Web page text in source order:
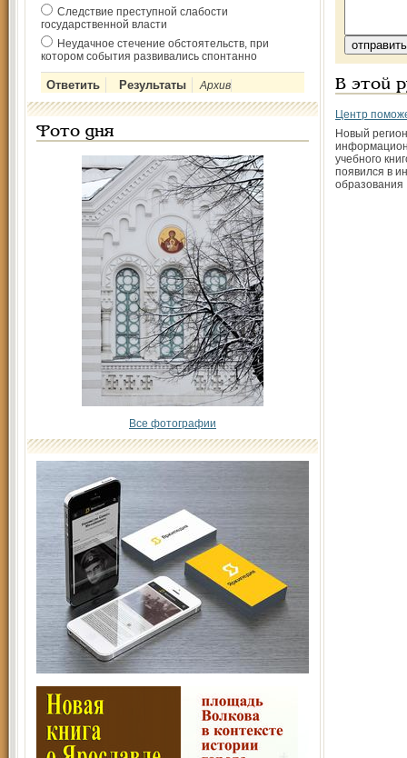
Следствие преступной слабости
государственной власти
Неудачное стечение обстоятельств, при
котором события развивались спонтанно
Архив
Фото дня
Все фотографии
В этой
Центр
Новый
учебного
появился в
образования